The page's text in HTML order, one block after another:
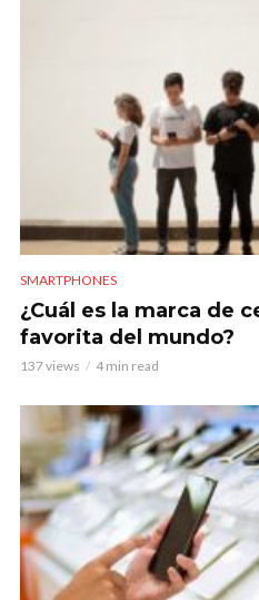
SMARTPHONES
¿Cuál es la marca de
favorita del mundo?
137 views 4 min read